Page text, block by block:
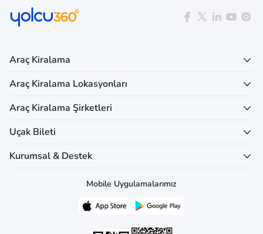
Araç Kiralama
Araç Kiralama Lokasyonları
Araç Kiralama Şirketleri
Uçak Bileti
Kurumsal & Destek
Mobile Uygulamalarımız